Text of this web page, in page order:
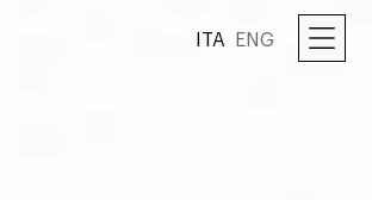
ITA ENG